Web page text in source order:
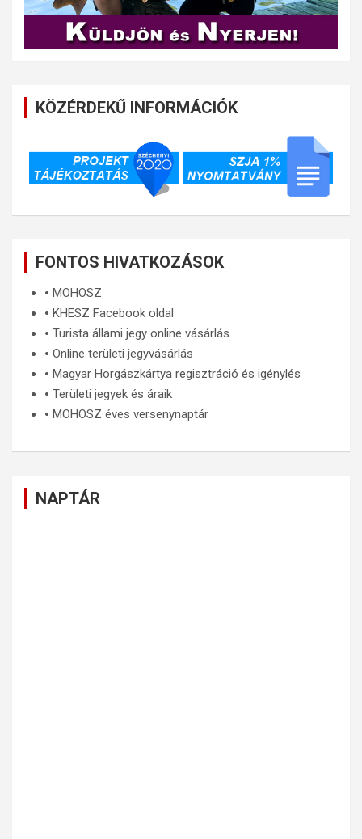
KÖZÉRDEKŰ INFORMÁCIÓK
FONTOS HIVATKOZÁSOK
🞄 MOHOSZ
🞄 KHESZ Facebook oldal
🞄 Turista állami jegy online vásárlás
🞄 Online területi jegyvásárlás
🞄 Magyar Horgászkártya regisztráció és igénylés
🞄 Területi jegyek és áraik
🞄 MOHOSZ éves versenynaptár
NAPTÁR